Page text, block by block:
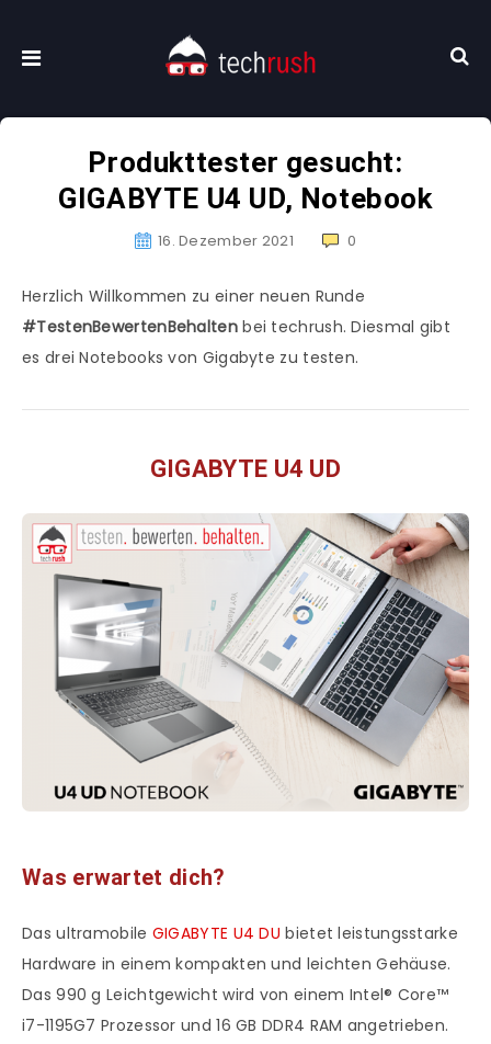
Produkttester gesucht:
GIGABYTE U4 UD, Notebook
16. Dezember 2021 0
Herzlich Willkommen zu einer neuen Runde
#TestenBewertenBehaltenbei techrush. Diesmal gibt
es drei Notebooks von Gigabyte zu testen.
GIGABYTE U4 UD
Was erwartet dich?
Das ultramobile GIGABYTE U4 DU bietet leistungsstarke
Hardware in einem kompakten und leichten Gehäuse.
Das 990 g Leichtgewicht wird von einem Intel® Core™
i7-1195G7 Prozessor und 16 GB DDR4 RAM angetrieben.